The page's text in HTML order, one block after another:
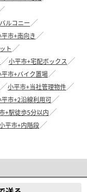
ルコニー
平市+南向き
ト
小平市+宅配ボックス
平市+バイク置場
小平市+当社管理物件
平市+2沿線利用可
+駅徒歩5分以内
平市+内階段